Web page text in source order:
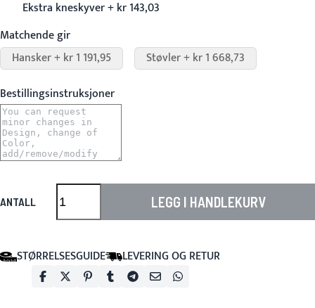
Ekstra kneskyver + kr 143,03
Matchende gir
Hansker + kr 1 191,95
Støvler + kr 1 668,73
Bestillingsinstruksjoner
ANTALL LEGG I HANDLEKURV
STØRRELSESGUIDE LEVERING OG RETUR